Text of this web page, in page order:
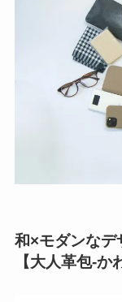
和×モダンなデ
【大人革包-か